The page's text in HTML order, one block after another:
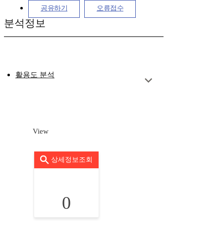
공유하기 오류접수
분석정보
활용도 분석
View
상세정보조회
0